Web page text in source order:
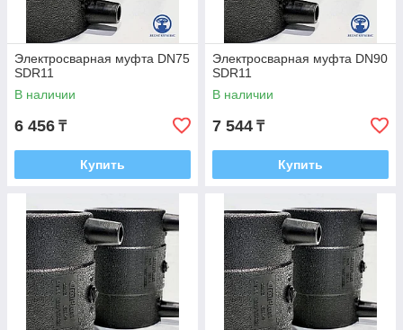
Электросварная муфта DN75
SDR11
В наличии
6 456 ₸
Купить
Электросварная муфта DN90
SDR11
В наличии
7 544 ₸
Купить